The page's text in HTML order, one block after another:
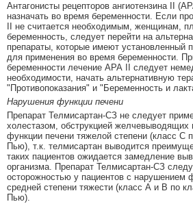
Антагонисты рецепторов ангиотензина II
назначать во время беременности. Если
II не считается необходимым, женщинам,
беременность, следует перейти на
препараты, которые имеют установленный
для применения во время беременности.
беременности лечение АРА II следует
необходимости, начать альтернативную
"Противопоказания" и "Беременность и
Нарушения функции печени
Препарат Телмисартан-СЗ не следует
холестазом, обструкцией
функции печени тяжелой степени (класс С
Пью), т.к. телмисартан выводится
таких пациентов ожидается замедление
организма. Препарат Телмисартан-СЗ
осторожностью у пациентов с нарушением
средней степени тяжести (класс А и В по
Пью).